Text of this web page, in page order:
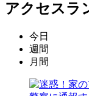
アクセスラ
今日
週間
月間